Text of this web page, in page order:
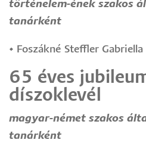
történelem-ének szakos
tanárként
• Foszákné Steffler Gabriella
65 éves
díszoklevél
magyar-német szakos
tanárként